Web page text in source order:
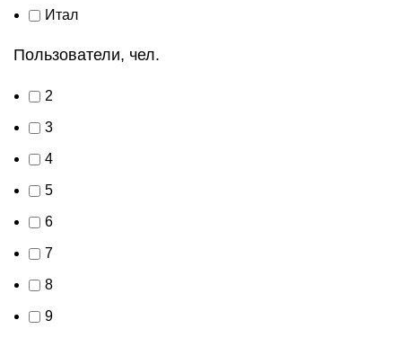
Итал
Пользователи, чел.
2
3
4
5
6
7
8
9